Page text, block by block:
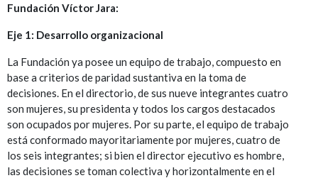
Fundación Víctor Jara:
Eje 1: Desarrollo organizacional
La Fundación ya posee un equipo de trabajo, compuesto en
base a criterios de paridad sustantiva en la toma de
decisiones. En el directorio, de sus nueve integrantes cuatro
son mujeres, su presidenta y todos los cargos destacados
son ocupados por mujeres. Por su parte, el equipo de trabajo
está conformado mayoritariamente por mujeres, cuatro de
los seis integrantes; si bien el director ejecutivo es hombre,
las decisiones se toman colectiva y horizontalmente en el